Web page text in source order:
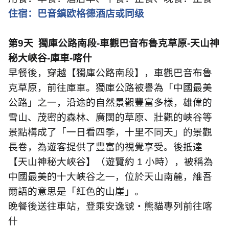
住宿：巴音鎮欧格德酒店或同级
第9天 獨庫公路南段-車觀巴音布魯克草原-天山神
秘大峽谷-庫車-喀什
早餐後，穿越【獨庫公路南段】，車觀巴音布魯
克草原，前往庫車。獨庫公路被譽為「中國最美
公路」之一，沿途的自然景觀豐富多樣，雄偉的
雪山、茂密的森林、廣闊的草原、壯觀的峽谷等
景點構成了「一日看四季，十里不同天」的景觀
長卷，為遊客提供了豐富的視覺享受。後抵達
【天山神秘大峽谷】（遊覽約 1 小時），被稱為
中國最美的十大峽谷之一，位於天山南麓，維吾
爾語的意思是「紅色的山崖」。
晚餐後送往車站，登乘安逸號・熊貓專列前往喀
什